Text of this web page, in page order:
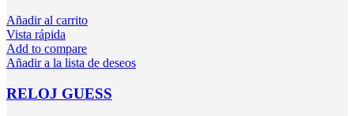
Añadir al carrito
Vista rápida
Add to compare
Añadir a la lista de deseos
RELOJ GUESS